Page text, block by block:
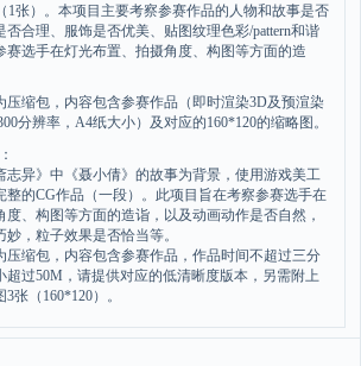
1张）。本项目主要考察参赛作品的人物和故事是否
否合理、服饰是否优美、贴图纹理色彩/pattern和谐
赛选手在灯光布置、拍摄角度、构图等方面的造
压缩包，内容包含参赛作品（即时渲染3D及预渲染
分辨率，A4纸大小）及对应的160*120的缩略图。
：
志异》中《聂小倩》的故事为背景，使用游戏美工
整的CG作品（一段）。此项目旨在考察参赛选手在
度、构图等方面的造诣，以及动画动作是否自然，
，粒子效果是否恰当等。
压缩包，内容包含参赛作品，作品时间不超过三分
超过50M，请提供对应的低清晰度版本，另需附上
张（160*120）。